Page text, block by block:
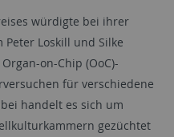
würdigte bei ihrer
Peter Loskill und Silke
Organ-on-Chip (OoC)-
für verschiedene
handelt es sich um
gezüchtet